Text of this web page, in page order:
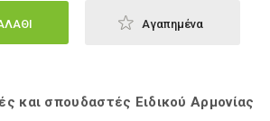
Αγαπημένα
και σπουδαστές Ειδικού Αρμονίας